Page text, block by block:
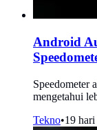
Android
Speedometer
mengetahui
Tekno•19